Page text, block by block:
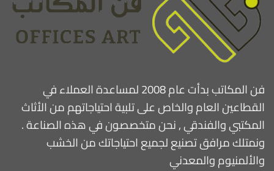
فن المكاتب بدأت عام 2008 لمساعدة العملاء في
القطاعين العام والخاص على تلبية احتياجاتهم من الأثاث
المكتبي والفندقي , نحن متخصصون في هذه الصناعة .
ونمتلك مرافق تصنيع لجميع احتياجاتك من الخشب
والألمنيوم والمعدني